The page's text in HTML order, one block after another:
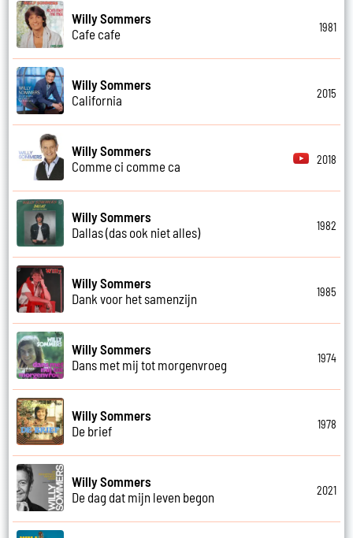
Willy Sommers
Cafe cafe
1981
Willy Sommers
California
2015
Willy Sommers
Comme ci comme ca
2018
Willy Sommers
Dallas (das ook niet alles)
1982
Willy Sommers
Dank voor het samenzijn
1985
Willy Sommers
Dans met mij tot morgenvroeg
1974
Willy Sommers
De brief
1978
Willy Sommers
De dag dat mijn leven begon
2021